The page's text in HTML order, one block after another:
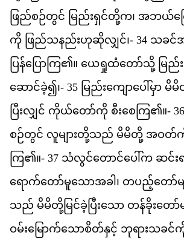
ဖညစဉတင မညရငတက၊ အဘယ
က ဖညသနညဟဆလင်၊- 34 သခင
ပနပ ကြ၏။ ယရထတသ မည
ဆငခဲ့၍၊- 35 မညကပ မ မမ
ပလင ကယတက စစ ကြ၏။- 36
စဉတင လမတသည မမတ အဝတ
ကြ၏။- 37 သလငတငပ က ဆင
ရကတမသအခ ါ၊ တပညတ
သည မမတ မငခ ပသ တနခတ
ဝမမကသစတနင ဘရသခင